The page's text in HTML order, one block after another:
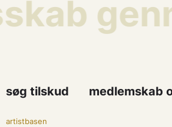
søg tilskud medlemskab
artistbasen